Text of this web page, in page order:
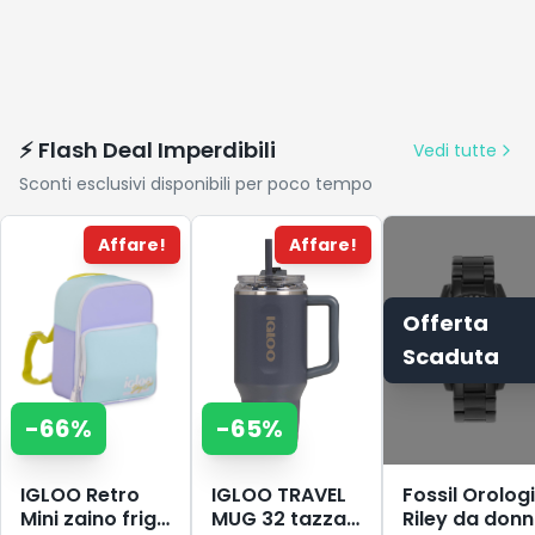
⚡ Flash Deal Imperdibili
Vedi tutte
Sconti esclusivi disponibili per poco tempo
Affare!
-66%
IGLOO Retro
Mini zaino frigo
Affare!
-65%
IGLOO TRAVEL
MUG 32 tazza
Offerta
Scaduta
Fossil
Riley da